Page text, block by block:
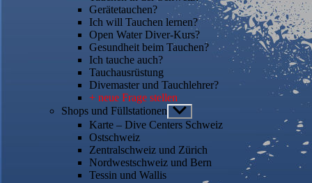
Gerätetauchen?
Ich will Tauchen lernen?
Open Water Diver-Kurs?
Gesundheit beim Tauchen?
Ich tauche auch?
Tauchausrüstung
Divemaster und Tauchlehrer?
+ neue Frage stellen
Shops und Füllstationen Untermenü
anzeigen
Karte – Dive Centers Schweiz
Ostschweiz
Zentralschweiz und Zürich
Nordwestschweiz und Bern
Tessin und Wallis